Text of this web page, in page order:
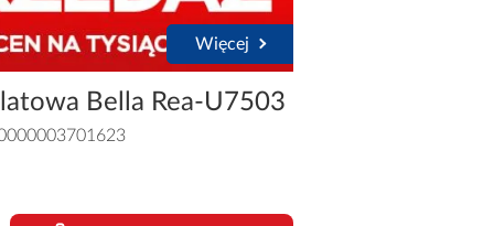
Więcej
Bella Rea-U7503